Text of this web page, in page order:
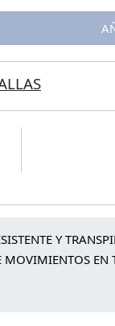
Y
MOVIMIENTOS EN